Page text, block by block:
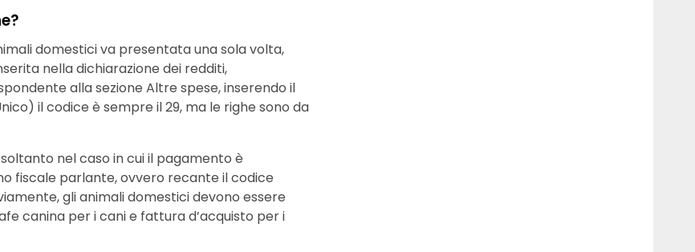
domestici va presentata una sola volta,
nella dichiarazione dei redditi,
alla sezione Altre spese, inserendo il
il codice è sempre il 29, ma le righe sono da
nel caso in cui il pagamento è
fiscale parlante, ovvero recante il codice
gli animali domestici devono essere
canina per i cani e fattura d’acquisto per i